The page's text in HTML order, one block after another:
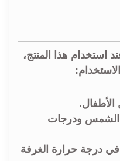
استخدام هذا المنتج،
الشمس ودرجات
درجة حرارة الغرفة